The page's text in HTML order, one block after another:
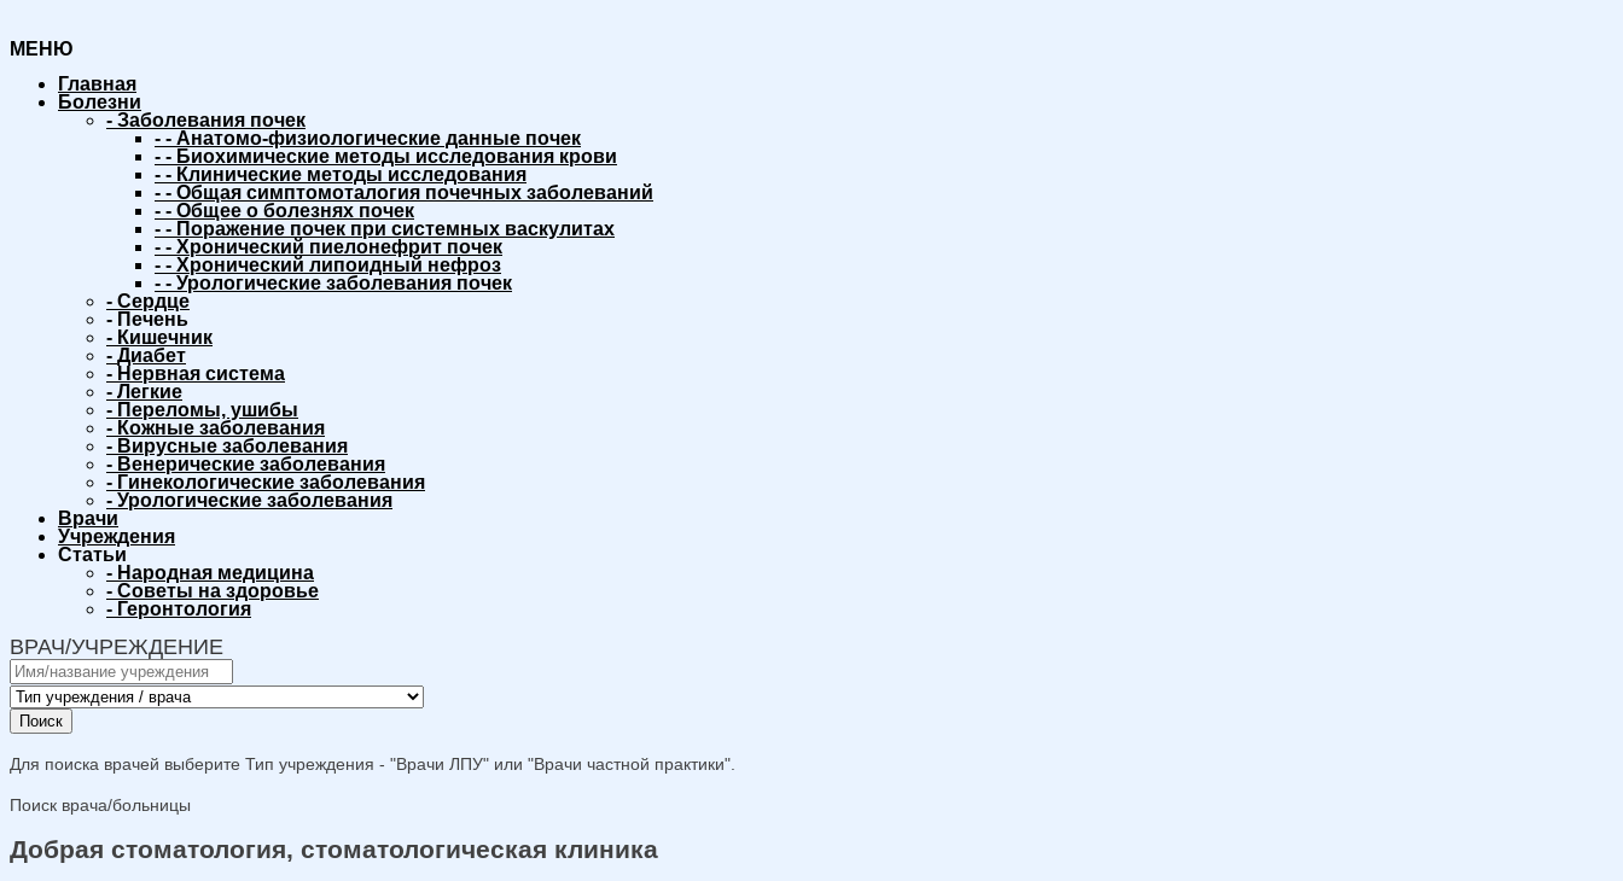
МЕНЮ
Главная
Болезни
- Заболевания почек
- - Анатомо-физиологические данные почек
- - Биохимические методы исследования крови
- - Клинические методы исследования
- - Общая симптомоталогия почечных заболеваний
- - Общее о болезнях почек
- - Поражение почек при системных васкулитах
- - Хронический пиелонефрит почек
- - Хронический липоидный нефроз
- - Урологические заболевания почек
- Сердце
- Печень
- Кишечник
- Диабет
- Нервная система
- Легкие
- Переломы, ушибы
- Кожные заболевания
- Вирусные заболевания
- Венерические заболевания
- Гинекологические заболевания
- Урологические заболевания
Врачи
Учреждения
Статьи
- Народная медицина
- Советы на здоровье
- Геронтология
ВРАЧ/УЧРЕЖДЕНИЕ
Поиск
Для поиска врачей выберите Тип учреждения - "Врачи ЛПУ" или "Врачи частной практики".
Поиск врача/больницы
Добрая стоматология, стоматологическая клиника